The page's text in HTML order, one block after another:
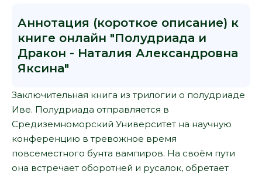
Аннотация (короткое описание) к
книге онлайн "Полудриада и
Дракон - Наталия Александровна
Яксина"
Заключительная книга из трилогии о полудриаде
Иве. Полудриада отправляется в
Средиземноморский Университет на научную
конференцию в тревожное время
повсеместного бунта вампиров. На своём пути
она встречает оборотней и русалок, обретает